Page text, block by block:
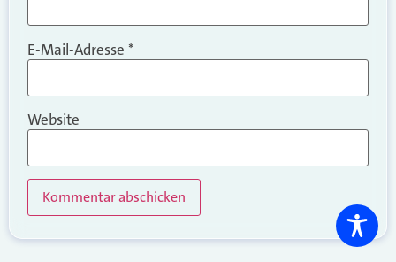
E-Mail-Adresse *
Website
Alternative: